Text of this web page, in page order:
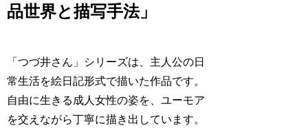
品世界と描写手法」
「つづ井さん」シリーズは、主人公の日
常生活を絵日記形式で描いた作品です。
自由に生きる成人女性の姿を、ユーモア
を交えながら丁寧に描き出しています。